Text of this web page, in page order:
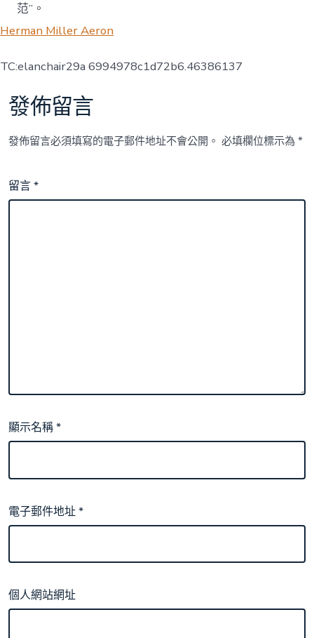
范”。
Herman Miller Aeron
TC:elanchair29a 6994978c1d72b6.46386137
發佈留言
發佈留言必須填寫的電子郵件地址不會公開。 必填欄位標示為*
留言*
顯示名稱*
電子郵件地址*
個人網站網址